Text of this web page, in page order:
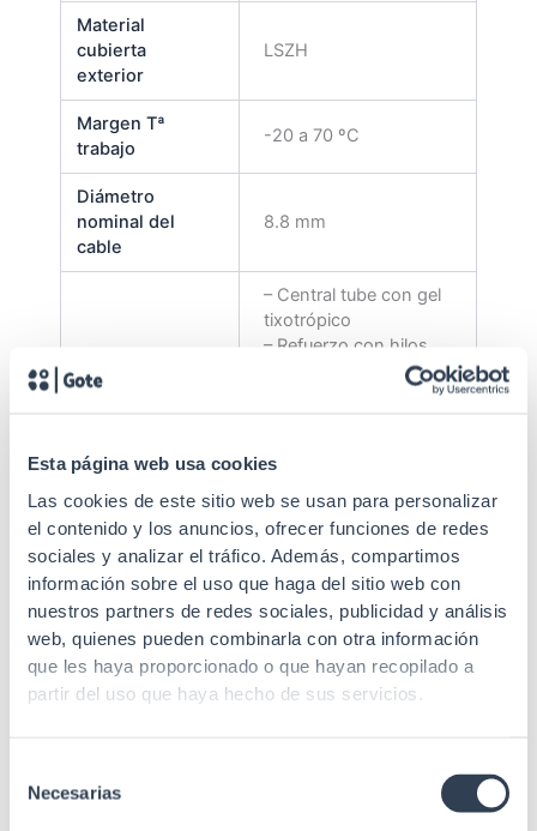
Esta página web usa cookies
Las cookies de este sitio web se usan para personalizar
el contenido y los anuncios, ofrecer funciones de redes
sociales y analizar el tráfico. Además, compartimos
información sobre el uso que haga del sitio web con
nuestros partners de redes sociales, publicidad y análisis
web, quienes pueden combinarla con otra información
que les haya proporcionado o que hayan recopilado a
partir del uso que haya hecho de sus servicios.
Necesarias
Material
cubierta
exterior
LSZH
Margen Tª
trabajo
-20 a 70 ºC
Diámetro
nominal del
cable
8.8 mm
– Central tube con gel
tixotrópico
– Refuerzo con hilos
copolímero
– Cubierta exterior de
polietileno negro
resistente a rayos UV
Código colores
fibras
Rojo, Verde, Azul,
Amarillo, Blanco, Gris,
Marrón, Violeta, Aqua,
Negro, Naranja, Rosa
Tensión máxima